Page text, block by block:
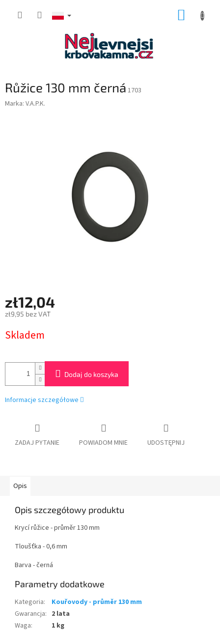
Růžice 130 mm černá 1703
Marka: V.A.P.K.
zł12,04
zł9,95 bez VAT
jednostkowa:
Skladem
Dodaj do koszyka
Informacje szczegółowe
ZADAJ PYTANIE POWIADOM MNIE UDOSTĘPNIJ
Opis
Opis szczegółowy produktu
Krycí růžice - průměr 130 mm
Tloušťka - 0,6 mm
Barva - černá
Parametry dodatkowe
Kategoria:
Kouřovody - průměr 130 mm
Gwarancja: 2 lata
Waga:
1 kg